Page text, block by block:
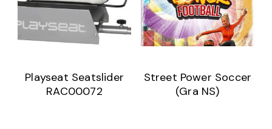
Playseat Seatslider
RAC00072
Street Power Soccer
(Gra NS)